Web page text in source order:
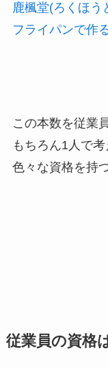
鹿楓堂(ろくほう
フライパンで作
この本数を従業
もちろん1人で
色々な資格を持
従業員の資格